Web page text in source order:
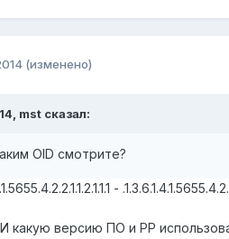
(изменено)
mst сказал:
OID смотрите?
-
какую версию ПО и PP